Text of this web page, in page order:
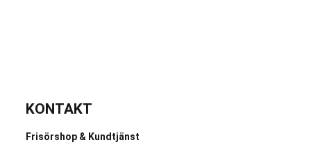
KONTAKT
Frisörshop & Kundtjänst